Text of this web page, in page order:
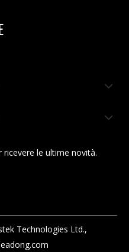
le ultime novità.
Technologies Ltd.,